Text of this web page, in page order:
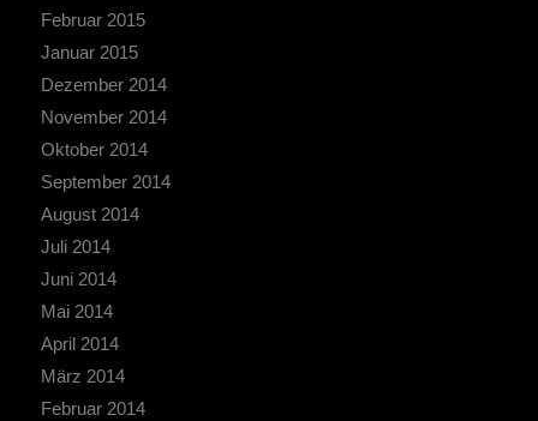
Februar 2015
Januar 2015
Dezember 2014
November 2014
Oktober 2014
September 2014
August 2014
Juli 2014
Juni 2014
Mai 2014
April 2014
März 2014
Februar 2014